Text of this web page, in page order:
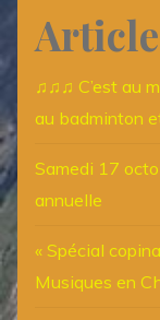
♫♫♫ C’est au
au badminton
Samedi 17
annuelle
« Spécial
Musiques en